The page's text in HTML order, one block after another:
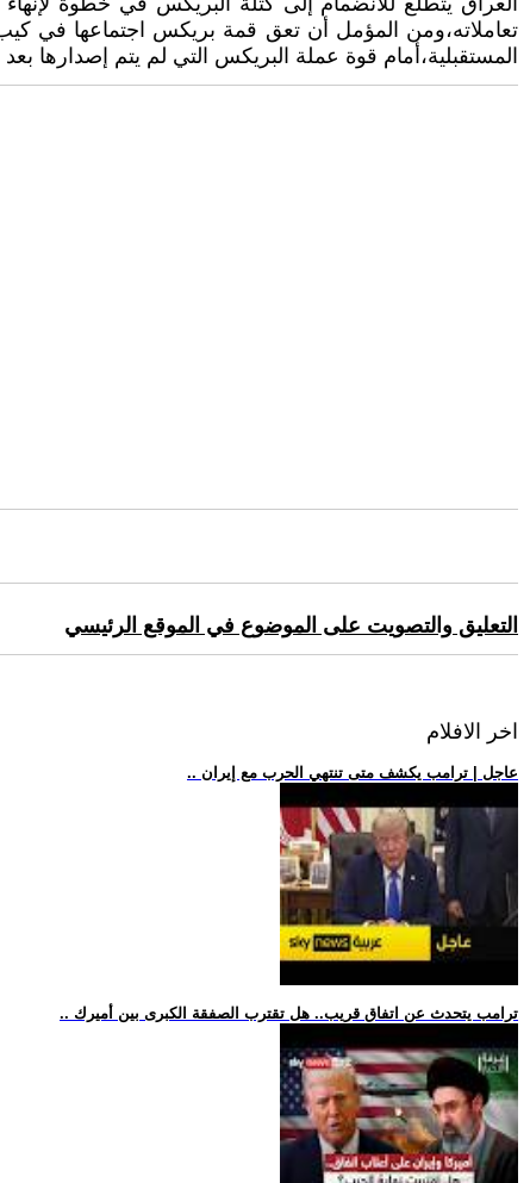
المستقبلية،أمام قوة عملة البريكس التي لم يتم إصدارها
التعليق والتصويت على الموضوع في الموقع الرئيسي
اخر الافلام
.. عاجل | ترامب يكشف متى تنتهي الحرب مع إيران
.. ترامب يتحدث عن اتفاق قريب.. هل تقترب الصفقة الكبرى بين أميرك